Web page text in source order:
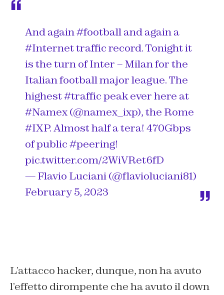
And again#footballand again a
#Internettraffic record. Tonight it
is the turn of Inter – Milan for the
Italian football major league. The
highest#trafficpeak ever here at
#Namex(@namex_ixp), the Rome
#IXP. Almost half a tera! 470Gbps
of public#peering!
pic.twitter.com/2WiVRet6fD
— Flavio Luciani (@flavioluciani81)
February 5, 2023
L’attacco hacker, dunque, non ha avuto
l’effetto dirompente che ha avuto il down